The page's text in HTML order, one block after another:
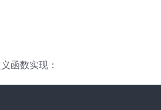
函数实现：